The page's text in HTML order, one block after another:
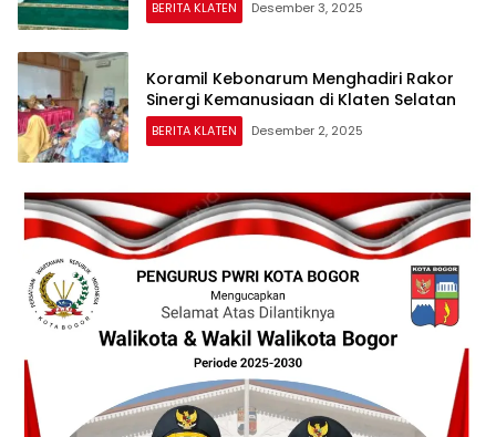
BERITA KLATEN Desember 3, 2025
Koramil Kebonarum Menghadiri Rakor
Sinergi Kemanusiaan di Klaten Selatan
BERITA KLATEN Desember 2, 2025